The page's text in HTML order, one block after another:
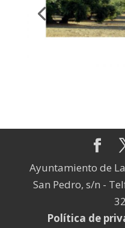
Ayuntamiento de
San Pedro, s/n -
Política de